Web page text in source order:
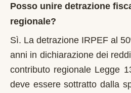
Posso unire detrazione
regionale?
Sì. La detrazione IRPEF al
anni in dichiarazione dei
contributo regionale Legge
deve essere sottratto dalla